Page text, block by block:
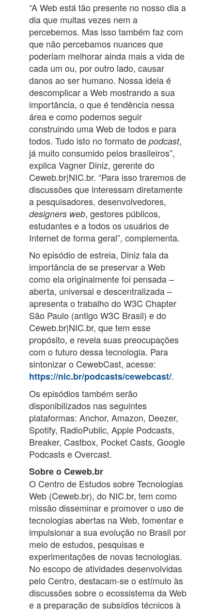
“A Web está tão presente no nosso dia a
dia que muitas vezes nem a
percebemos. Mas isso também faz com
que não percebamos nuances que
poderiam melhorar ainda mais a vida de
cada um ou, por outro lado, causar
danos ao ser humano. Nossa ideia é
descomplicar a Web mostrando a sua
importância, o que é tendência nessa
área e como podemos seguir
construindo uma Web de todos e para
todos. Tudo isto no formato de podcast,
já muito consumido pelos brasileiros”,
explica Vagner Diniz, gerente do
Ceweb.br|NIC.br. “Para isso traremos de
discussões que interessam diretamente
a pesquisadores, desenvolvedores,
designers web, gestores públicos,
estudantes e a todos os usuários de
Internet de forma geral”, complementa.
No episódio de estreia, Diniz fala da
importância de se preservar a Web
como ela originalmente foi pensada –
aberta, universal e descentralizada –
apresenta o trabalho do W3C Chapter
São Paulo (antigo W3C Brasil) e do
Ceweb.br|NIC.br, que tem esse
propósito, e revela suas preocupações
com o futuro dessa tecnologia. Para
sintonizar o CewebCast, acesse:
https://nic.br/podcasts/cewebcast/.
Os episódios também serão
disponibilizados nas seguintes
plataformas: Anchor, Amazon, Deezer,
Spotify, RadioPublic, Apple Podcasts,
Breaker, Castbox, Pocket Casts, Google
Podcasts e Overcast.
Sobre o Ceweb.br
O Centro de Estudos sobre Tecnologias
Web (Ceweb.br), do NIC.br, tem como
missão disseminar e promover o uso de
tecnologias abertas na Web, fomentar e
impulsionar a sua evolução no Brasil por
meio de estudos, pesquisas e
experimentações de novas tecnologias.
No escopo de atividades desenvolvidas
pelo Centro, destacam-se o estímulo às
discussões sobre o ecossistema da Web
e a preparação de subsídios técnicos à